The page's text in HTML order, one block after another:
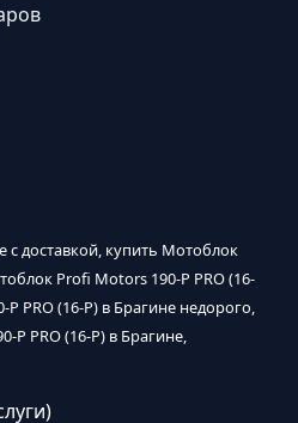
с доставкой, купить Мотоблок
Profi Motors 190-P PRO (16-
PRO (16-P) в Брагине недорого,
P PRO (16-P) в Брагине,